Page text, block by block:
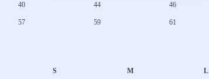
40 44 46
57 59 61
S M L